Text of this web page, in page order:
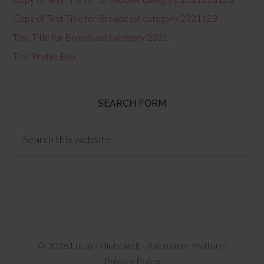
Copy of Test Title for Broadcast category 2321123
Test Title for Broadcast category 2321
Test Profile Box
SEARCH FORM
© 2026 Lucas Hillebrandt · Rainmaker Platform
Privacy Policy